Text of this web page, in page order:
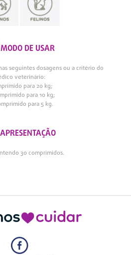
MODO DE USAR
seguintes dosagens ou a critério do
veterinário:
para 20 kg;
para 10 kg;
para 5 kg.
APRESENTAÇÃO
30 comprimidos.